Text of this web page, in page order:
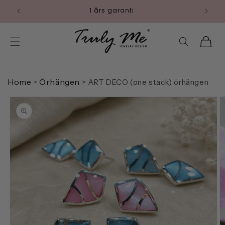
till
innehåll
1 års garanti
Varukorg
Home > Örhängen > ART DECO (one stack) örhängen